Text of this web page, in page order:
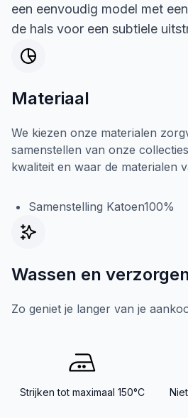
een eenvoudig model met
de hals voor een subtiele
Materiaal
We kiezen onze materialen
samenstellen van onze
kwaliteit en waar de materialen
Samenstelling Katoen100%
Wassen en verzorgen
Zo geniet je langer van je
Strijken tot maximaal 150°C